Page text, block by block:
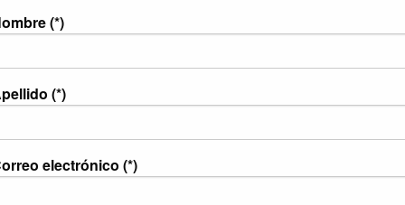
(*)
(*)
electrónico (*)